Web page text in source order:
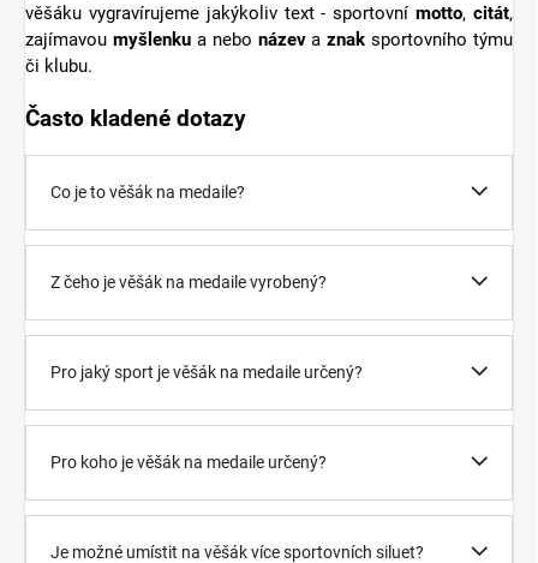
věšáku vygravírujeme jakýkoliv text - sportovnímotto,citát,
zajímavou myšlenkua nebo názevaznak sportovního týmu
či klubu.
Často kladené dotazy
Co je to věšák na medaile?
Z čeho je věšák na medaile vyrobený?
Pro jaký sport je věšák na medaile určený?
Pro koho je věšák na medaile určený?
Je možné umístit na věšák více sportovních siluet?